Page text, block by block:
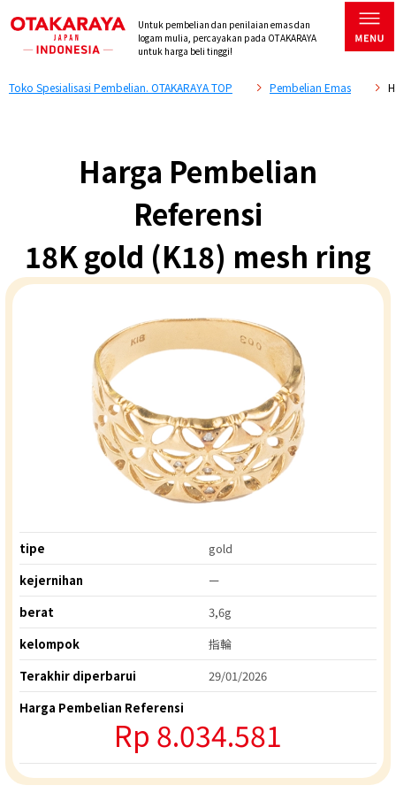
Untuk pembelian dan penilaian emas dan
logam mulia, percayakan pada OTAKARAYA
untuk harga beli tinggi!
Toko Spesialisasi Pembelian. OTAKARAYA TOP Pembelian Emas
Harga Pembelian
Referensi
18K gold (K18) mesh ring
tipe
gold
kejernihan
ー
berat
3,6g
kelompok
指輪
Terakhir diperbarui
29/01/2026
Harga Pembelian Referensi
Rp 8.034.581